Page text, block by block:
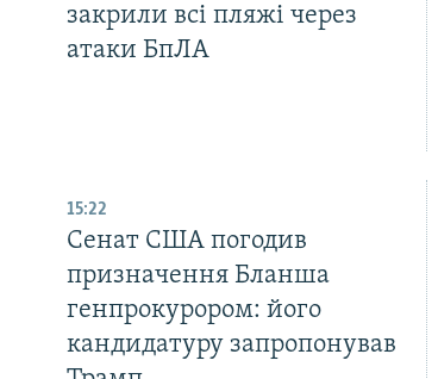
закрили всі пляжі через
атаки БпЛА
15:22
Сенат США погодив
призначення Бланша
генпрокурором: його
кандидатуру запропонував